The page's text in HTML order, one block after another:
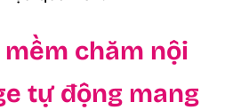
chăm nội
tự động mang